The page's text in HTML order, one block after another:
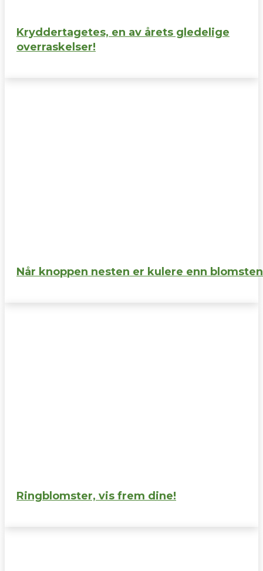
Kryddertagetes, en av årets gledelige
overraskelser!
Når knoppen nesten er kulere enn
Ringblomster, vis frem dine!